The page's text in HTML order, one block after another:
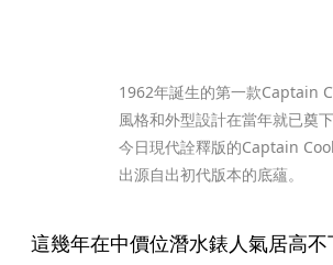
1962年誕生的第一款Captain
風格和外型設計在當年就已奠
今日現代詮釋版的Captain
出源自出初代版本的底蘊。
這幾年在中價位潛水錶人氣居高